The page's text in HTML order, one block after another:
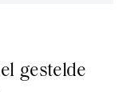
gestelde